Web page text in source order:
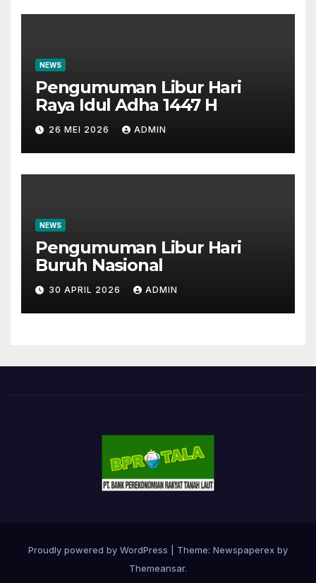
NEWS
Pengumuman Libur Hari
Raya Idul Adha 1447 H
26 MEI 2026 ADMIN
NEWS
Pengumuman Libur Hari
Buruh Nasional
30 APRIL 2026 ADMIN
Proudly powered by WordPress
Theme: Newspaperex by
Themeansar.